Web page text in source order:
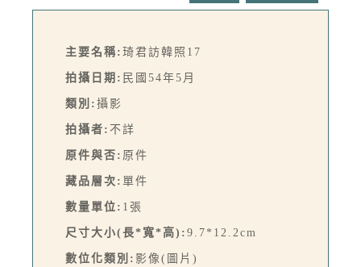
主要名稱: 琦君訪韓照17
拍攝日期: 民國54年5月
類別: 攝影
拍攝者: 不詳
原件與否: 原件
藏品層次: 單件
數量單位: 1張
尺寸大小(長*寬*高): 9.7*12.2cm
數位化類別: 影像(圖片)